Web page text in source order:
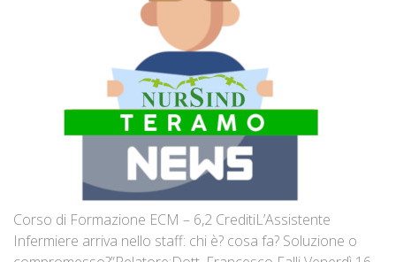
Corso di Formazione ECM – 6,2 CreditiL’Assistente
Infermiere arriva nello staff: chi è? cosa fa? Soluzione o